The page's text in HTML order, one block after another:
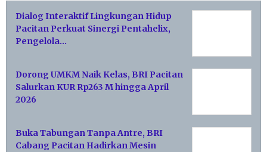
Dialog Interaktif Lingkungan Hidup
Pacitan Perkuat Sinergi Pentahelix,
Pengelola…
Dorong UMKM Naik Kelas, BRI Pacitan
Salurkan KUR Rp263 M hingga April
2026
Buka Tabungan Tanpa Antre, BRI
Cabang Pacitan Hadirkan Mesin